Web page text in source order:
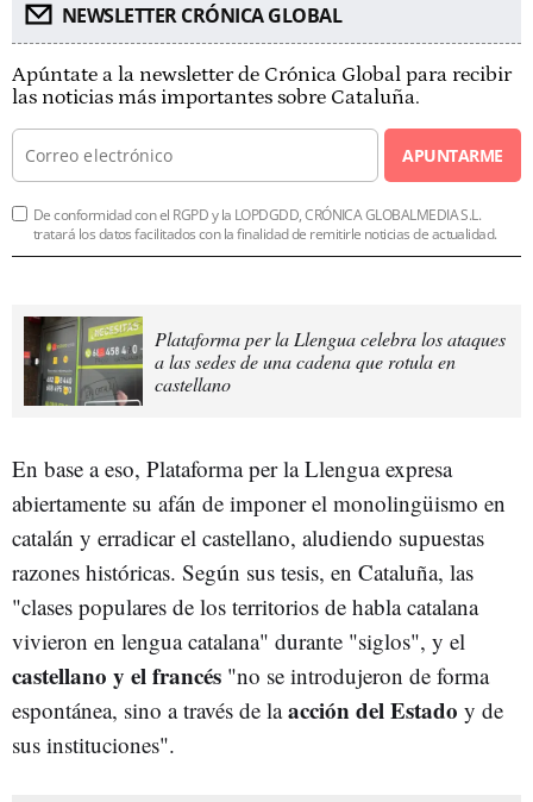
NEWSLETTER CRÓNICA GLOBAL
Apúntate a la newsletter de Crónica Global para recibir
las noticias más importantes sobre Cataluña.
APUNTARME
De conformidad con el RGPD y la LOPDGDD, CRÓNICA GLOBALMEDIA S.L.
tratará los datos facilitados con la finalidad de remitirle noticias de actualidad.
Plataforma per la Llengua celebra los ataques
a las sedes de una cadena que rotula en
castellano
En base a eso, Plataforma per la Llengua expresa
abiertamente su afán de imponer el monolingüismo en
catalán y erradicar el castellano, aludiendo supuestas
razones históricas. Según sus tesis, en Cataluña, las
"clases populares de los territorios de habla catalana
vivieron en lengua catalana" durante "siglos", y el
castellano y el francés "no se introdujeron de forma
espontánea, sino a través de laacción del Estado y de
sus instituciones".